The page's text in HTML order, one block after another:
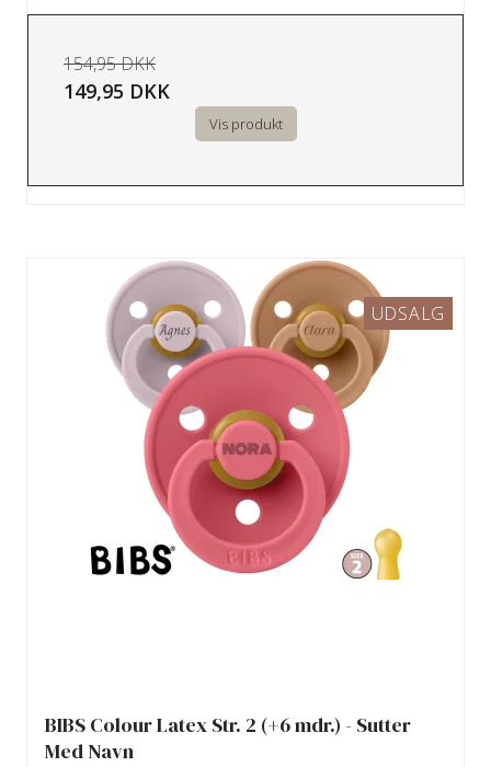
154,95 DKK
149,95 DKK
Vis produkt
UDSALG
BIBS Colour Latex Str. 2 (+6 mdr.) - Sutter
Med Navn